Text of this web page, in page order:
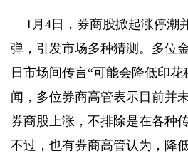
1月4日，券商股掀起涨停潮
弹，引发市场多种猜测。多位
日市场间传言“可能会降低印
闻，多位券商高管表示目前并
券商股上涨，不排除是在各种
不过，也有券商高管认为，降